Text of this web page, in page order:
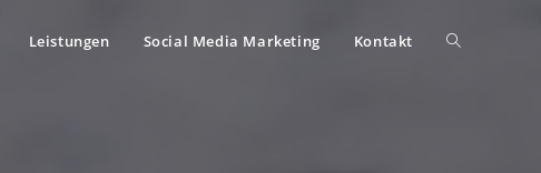
Leistungen Social Media Marketing Kontakt